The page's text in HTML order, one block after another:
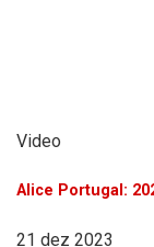
Video
Alice Portugal:
21 dez 2023